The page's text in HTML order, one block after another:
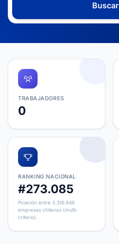
Buscar
TRABAJADORES
0
RANKING NACIONAL
#273.085
Posición entre 3.316.848
empresas chilenas (multi-
criterio).